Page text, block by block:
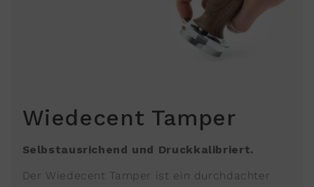
Wiedecent Tamper
Selbstausrichend und Druckkalibriert.
Der Wiedecent Tamper ist ein durchdachter